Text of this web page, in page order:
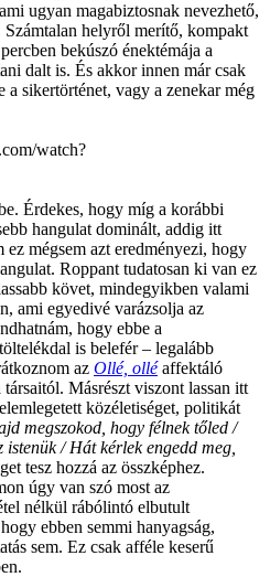
ugyan magabiztosnak nevezhető,
Számtalan helyről merítő, kompakt
bekúszó énektémája a
dalt is. És akkor innen már csak
a sikertörténet, vagy a zenekar még
watch?
Érdekes, hogy míg a korábbi
hangulat dominált, addig itt
mégsem azt eredményezi, hogy
Roppant tudatosan ki van ez
követ, mindegyikben valami
ami egyedivé varázsolja az
hogy ebbe a
is belefér – legalább
az Ollé, olléaffektáló
Másrészt viszont lassan itt
közéletiséget, politikát
megszokod, hogy félnek tőled /
/ Hát kérlek engedd meg,
tesz hozzá az összképhez.
úgy van szó most az
nélkül rábólintó elbutult
ebben semmi hanyagság,
sem. Ez csak afféle keserű